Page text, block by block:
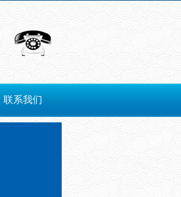
联系我们